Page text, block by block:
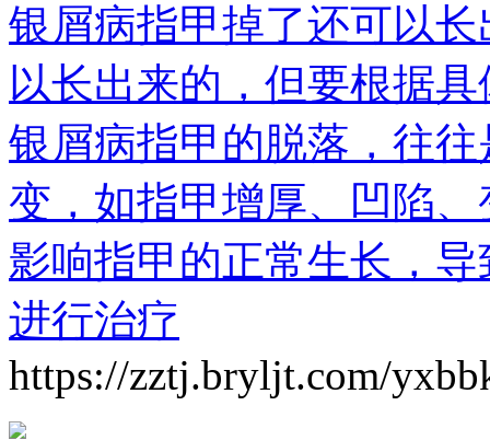
银屑病指甲掉了还可以
以长出来的，但要根据
银屑病指甲的脱落，往
变，如指甲增厚、凹陷
影响指甲的正常生长，
进行治疗
https://zztj.bryljt.com/